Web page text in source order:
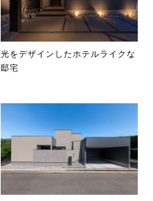
光をデザインしたホテルライクな
邸宅